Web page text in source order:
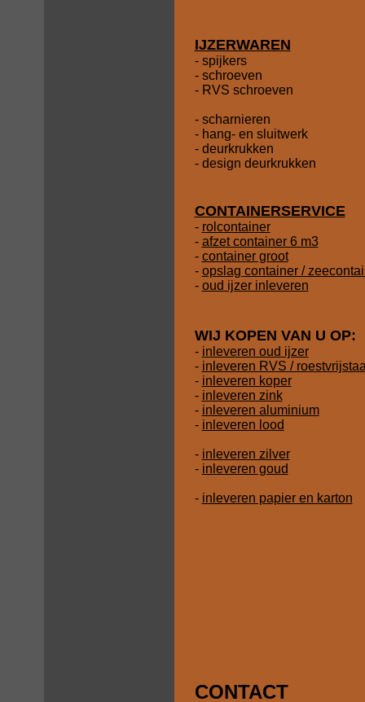
IJZERWAREN
- spijkers
- schroeven
- RVS schroeven
- scharnieren
- hang- en sluitwerk
- deurkrukken
- design deurkrukken
CONTAINERSERVICE
- rolcontainer
- afzet container 6 m3
- container groot
- opslag container /
- oud ijzer inleveren
WIJ KOPEN VAN U OP:
- inleveren oud ijzer
- inleveren RVS /
- inleveren koper
- inleveren zink
- inleveren aluminium
- inleveren lood
- inleveren zilver
- inleveren goud
- inleveren papier en karton
CONTACT